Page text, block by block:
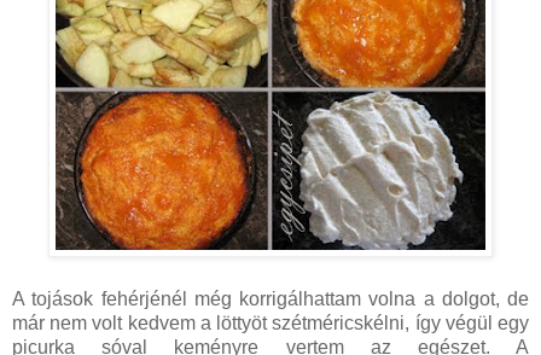
A tojások fehérjénél még korrigálhattam volna a dolgot, de
már nem volt kedvem a löttyöt szétméricskélni, így végül egy
picurka sóval keményre vertem az egészet. A